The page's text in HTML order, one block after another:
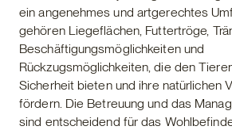
ein angenehmes und artgerechtes
gehören Liegeflächen, Futtertröge,
Beschäftigungsmöglichkeiten und
Rückzugsmöglichkeiten, die den
Sicherheit bieten und ihre natürlichen
fördern. Die Betreuung und das
sind entscheidend für das